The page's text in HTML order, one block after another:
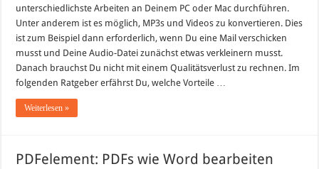
unterschiedlichste Arbeiten an Deinem PC oder Mac durchführen.
Unter anderem ist es möglich, MP3s und Videos zu konvertieren. Dies
ist zum Beispiel dann erforderlich, wenn Du eine Mail verschicken
musst und Deine Audio-Datei zunächst etwas verkleinern musst.
Danach brauchst Du nicht mit einem Qualitätsverlust zu rechnen. Im
folgenden Ratgeber erfährst Du, welche Vorteile …
Weiterlesen »
PDFelement: PDFs wie Word bearbeiten